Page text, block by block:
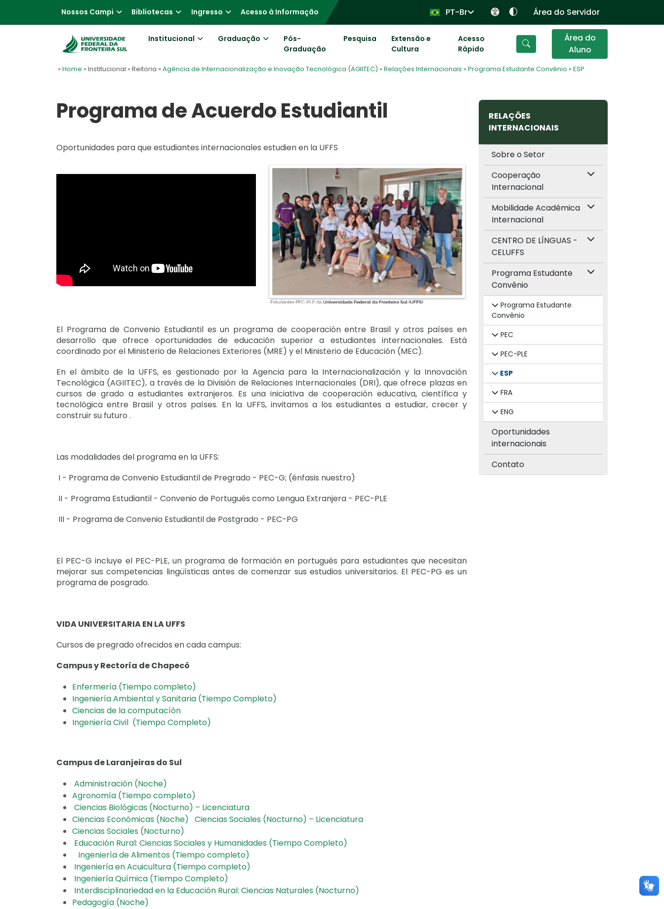
Nossos Campi Bibliotecas Ingresso Acesso à Informação PT-Br Área do Servidor
Institucional Graduação
Pós-
Graduação
Pesquisa
Extensão e
Cultura
Acesso
Rápido
Área do
Aluno
» Home » Institucional » Reitoria » Agência de Internacionalização e Inovação Tecnológica (AGIITEC) » Relações Internacionais » Programa Estudante Convênio » ESP
Programa de Acuerdo Estudiantil
Oportunidades para que estudiantes internacionales estudien en la UFFS
El Programa de Convenio Estudiantil es un programa de cooperación entre Brasil y otros países en
desarrollo que ofrece oportunidades de educación superior a estudiantes internacionales. Está
coordinado por el Ministerio de Relaciones Exteriores (MRE) y el Ministerio de Educación (MEC).
En el ámbito de la UFFS, es gestionado por la Agencia para la Internacionalización y la Innovación
Tecnológica (AGIITEC), a través de la División de Relaciones Internacionales (DRI), que ofrece plazas en
cursos de grado a estudiantes extranjeros. Es una iniciativa de cooperación educativa, científica y
tecnológica entre Brasil y otros países. En la UFFS, invitamos a los estudiantes a estudiar, crecer y
construir su futuro .
Las modalidades del programa en la UFFS:
I - Programa de Convenio Estudiantil de Pregrado - PEC-G; (énfasis nuestro)
II - Programa Estudiantil - Convenio de Portugués como Lengua Extranjera - PEC-PLE
III - Programa de Convenio Estudiantil de Postgrado - PEC-PG
El PEC-G incluye el PEC-PLE, un programa de formación en portugués para estudiantes que necesitan
mejorar sus competencias lingüísticas antes de comenzar sus estudios universitarios. El PEC-PG es un
programa de posgrado.
VIDA UNIVERSITARIA EN LA UFFS
Cursos de pregrado ofrecidos en cada campus:
Campus y Rectoría de Chapecó
Enfermería (Tiempo completo)
Ingeniería Ambiental y Sanitaria (Tiempo Completo)
Ciencias de la computacíón
Ingeniería Civil (Tiempo Completo)
Campus de Laranjeiras do Sul
Administración (Noche)
Agronomía (Tiempo completo)
Ciencias Biológicas (Nocturno) – Licenciatura
Ciencias Económicas (Noche) Ciencias Sociales (Nocturno) – Licenciatura
Ciencias Sociales (Nocturno)
Educación Rural: Ciencias Sociales y Humanidades (Tiempo Completo)
Ingeniería de Alimentos (Tiempo completo)
Ingeniería en Acuicultura (Tiempo completo)
Ingeniería Química (Tiempo Completo)
Interdisciplinariedad en la Educación Rural: Ciencias Naturales (Nocturno)
Pedagogía (Noche)
RELAÇÕES
INTERNACIONAIS
Sobre o Setor
Cooperação
Internacional
Mobilidade Acadêmica
Internacional
CENTRO DE LÍNGUAS -
CELUFFS
Programa Estudante
Convênio
Programa Estudante
Convênio
PEC
PEC-PLE
ESP
FRA
ENG
Oportunidades
internacionais
Contato